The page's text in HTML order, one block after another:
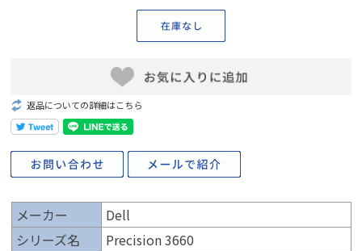
返品についての詳細はこちら
メーカー
Dell
シリーズ名
Precision 3660